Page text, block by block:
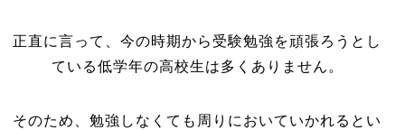
正直に言って、今の時期から受験勉強を頑張ろうとし
ている低学年の高校生は多くありません。
そのため、勉強しなくても周りにおいていかれるとい